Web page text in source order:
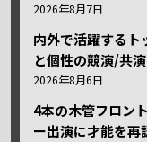
2026年8月7日
内外で活躍する
と個性の競演/共
2026年8月6日
4本の木管フロン
ー出演に才能を再